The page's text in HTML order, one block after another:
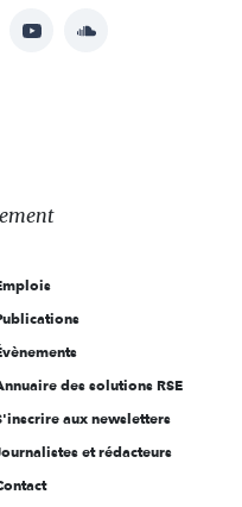
YouTubeSoundcloud
des solutions RSE
aux newsletters
et rédacteurs